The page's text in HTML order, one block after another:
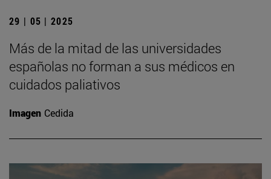
29 | 05 | 2025
Más de la mitad de las universidades
españolas no forman a sus médicos en
cuidados paliativos
Imagen Cedida